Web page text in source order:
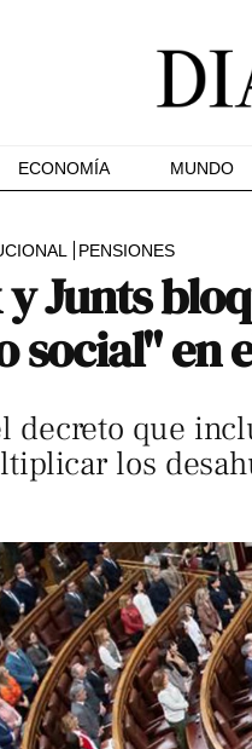
ECONOMÍA MUNDO
PENSIONES
y Junts
social" en
decreto que
los